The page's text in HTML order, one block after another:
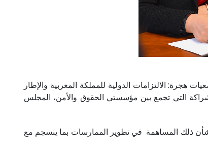
الالتزامات الدولية للمملكة المغربية والإطار
التي تجمع بين مؤسستي الحقوق والأمن، المجلس
شأن ذلك المساهمة في تطوير الممارسات بما ينسجم مع